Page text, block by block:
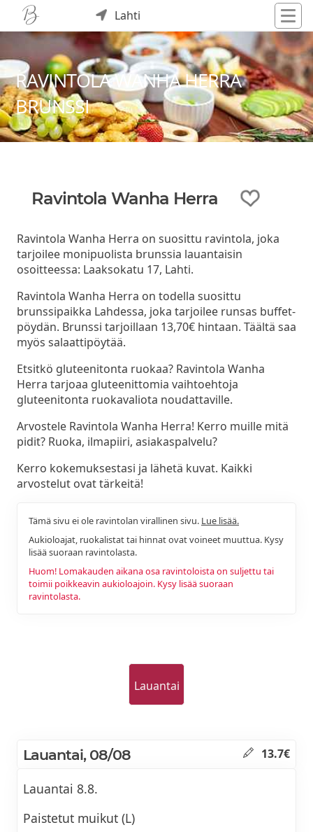
Lahti
RAVINTOLA WANHA HERRA
BRUNSSI
Ravintola Wanha Herra
Ravintola Wanha Herra on suosittu ravintola, joka
tarjoilee monipuolista brunssia lauantaisin
osoitteessa: Laaksokatu 17, Lahti.
Ravintola Wanha Herra on todella suosittu
brunssipaikka Lahdessa, joka tarjoilee runsas buffet-
pöydän. Brunssi tarjoillaan 13,70€ hintaan. Täältä saa
myös salaattipöytää.
Etsitkö gluteenitonta ruokaa? Ravintola Wanha
Herra tarjoaa gluteenittomia vaihtoehtoja
gluteenitonta ruokavaliota noudattaville.
Arvostele Ravintola Wanha Herra! Kerro muille mitä
pidit? Ruoka, ilmapiiri, asiakaspalvelu?
Kerro kokemuksestasi ja lähetä kuvat. Kaikki
arvostelut ovat tärkeitä!
Tämä sivu ei ole ravintolan virallinen sivu. Lue lisää.
Aukioloajat, ruokalistat tai hinnat ovat voineet muuttua. Kysy
lisää suoraan ravintolasta.
Huom! Lomakauden aikana osa ravintoloista on suljettu tai
toimii poikkeavin aukioloajoin. Kysy lisää suoraan
ravintolasta.
Lauantai
Lauantai, 08/08 13.7€
Lauantai 8.8.
Paistetut muikut (L)